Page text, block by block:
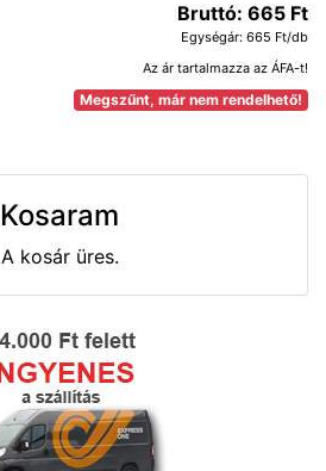
Bruttó: 665 Ft
Egységár: 665 Ft/db
Az ár tartalmazza az ÁFA-t!
Megszűnt, már nem rendelhető!
Kosaram
A kosár üres.